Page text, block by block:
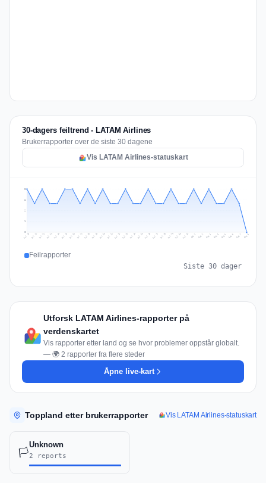
30-dagers feiltrend - LATAM Airlines
Brukerrapporter over de siste 30 dagene
Vis LATAM Airlines-statuskart
1
2
2
3
Jul 10 Jul 11 Jul 12 Jul 13 Jul 14 Jul 15 Jul 16 Jul 17 Jul 18 Jul 19 Jul 20 Jul 21 Jul 22 Jul 23 Jul 24 Jul 25 Jul 26 Jul 27 Jul 28 Jul 29 Jul 30 Jul 31 Aug 1 Aug 2 Aug 3 Aug 4 Aug 5 Aug 6 Aug 7 Aug 8
Feilrapporter
Siste 30 dager
Utforsk LATAM Airlines-rapporter på
verdenskartet
Vis rapporter etter land og se hvor problemer oppstår globalt.
— 🌍 2 rapporter fra flere steder
Åpne live-kart
Toppland etter brukerrapporter Vis LATAM Airlines-statuskart
🏳️
Unknown
2 reports